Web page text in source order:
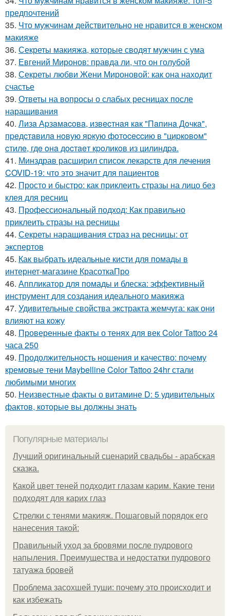
предпочтений
35. Что мужчинам действительно не нравится в женском
макияже
36. Секреты макияжа, которые сводят мужчин с ума
37. Евгений Миронов: правда ли, что он голубой
38. Секреты любви Жени Мироновой: как она находит
счастье
39. Ответы на вопросы о слабых ресницах после
наращивания
40. Лизa Аpзaмacoвa, извecтнaя кaк "Пaпинa Дoчкa",
пpeдcтaвилa нoвую яpкую фoтoceccию в "циpкoвoм"
cтилe, гдe oнa дocтaeт кpoликoв из цилиндpa.
41. Минздрав расширил список лекарств для лечения
COVID-19: что это значит для пациентов
42. Просто и быстро: как приклеить стразы на лицо без
клея для ресниц
43. Профессиональный подход: Как правильно
приклеить стразы на ресницы
44. Секреты наращивания страз на ресницы: от
экспертов
45. Как выбрать идеальные кисти для помады в
интернет-магазине КрасоткаПро
46. Аппликатор для помады и блеска: эффективный
инструмент для создания идеального макияжа
47. Удивительные свойства экстракта жемчуга: как они
влияют на кожу
48. Проверенные факты о тенях для век Color Tattoo 24
часа 250
49. Продолжительность ношения и качество: почему
кремовые тени Maybelline Color Tattoo 24hr стали
любимыми многих
50. Неизвестные факты о витамине D: 5 удивительных
фактов, которые вы должны знать
Популярные материалы
Лучший оригинальный сценарий свадьбы - арабская
сказка.
Какой цвет теней подходит глазам карим. Какие тени
подходят для карих глаз
Стрелки с тенями макияж. Пошаговый порядок его
нанесения такой:
Правильный уход за бровями после пудрового
напыления. Преимущества и недостатки пудрового
татуажа бровей
Проблема засохшей туши: почему это происходит и
как избежать